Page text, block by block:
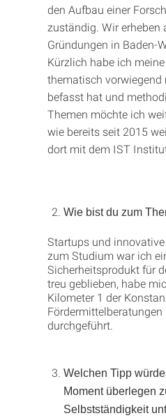
den Aufbau einer
zuständig. Wir
Gründungen in Baden-
Kürzlich habe ich
thematisch
befasst hat und
Themen möchte ich
wie bereits seit 2015
dort mit dem IST
Wie bist du zum
Startups und
zum Studium war ich
Sicherheitsprodukt für
treu geblieben, habe
Kilometer 1 der
durchgeführt.
Welchen Tipp
Moment überlegen
Selbstständigkeit